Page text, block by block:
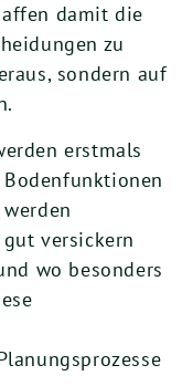
damit die
zu
sondern auf
erstmals
versickern
wo besonders